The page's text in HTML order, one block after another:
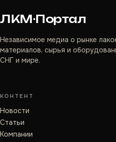
ЛКМ·Портал
Независимое медиа о рынке
материалов, сырья и
СНГ и мире.
КОНТЕНТ
Новости
Статьи
Компании